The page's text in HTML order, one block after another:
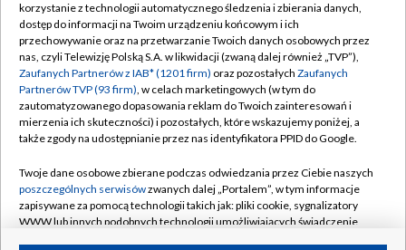
TVP
Abonament TVP
Emisja w TVP
Centrum informacji TVP
Naziemna Telewizja Cyfrowa
Rada Programowa
System NOS
Informacje o nadawcy
Regulamin TVP
Polityka prywatności
Moje zgody
Pomoc
Kontakt
korzystanie z technologii automatycznego śledzenia i zbierania danych,
dostęp do informacji na Twoim urządzeniu końcowym i ich
przechowywanie oraz na przetwarzanie Twoich danych osobowych przez
nas, czyli Telewizję Polską S.A. w likwidacji (zwaną dalej również „TVP”),
Zaufanych Partnerów z IAB* (1201 firm) oraz pozostałych Zaufanych
Partnerów TVP (93 firm), w celach marketingowych (w tym do
zautomatyzowanego dopasowania reklam do Twoich zainteresowań i
mierzenia ich skuteczności) i pozostałych, które wskazujemy poniżej, a
także zgody na udostępnianie przez nas identyfikatora PPID do Google.
Twoje dane osobowe zbierane podczas odwiedzania przez Ciebie naszych
poszczególnych serwisówzwanych dalej „Portalem”, w tym informacje
zapisywane za pomocą technologii takich jak: pliki cookie, sygnalizatory
WWW lub innych podobnych technologii umożliwiających świadczenie